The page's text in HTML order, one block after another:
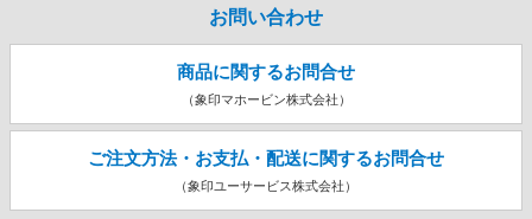
お問い合わせ
商品に関するお問合せ
（象印マホービン株式会社）
ご注文方法・お支払・配送に関するお問合せ
（象印ユーサービス株式会社）